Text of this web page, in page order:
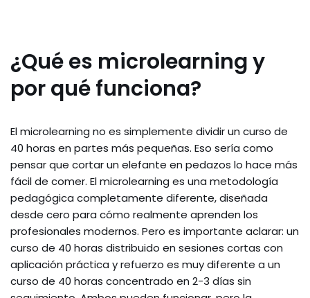
¿Qué es microlearning y
por qué funciona?
El microlearning no es simplemente dividir un curso de
40 horas en partes más pequeñas. Eso sería como
pensar que cortar un elefante en pedazos lo hace más
fácil de comer. El microlearning es una metodología
pedagógica completamente diferente, diseñada
desde cero para cómo realmente aprenden los
profesionales modernos. Pero es importante aclarar: un
curso de 40 horas distribuido en sesiones cortas con
aplicación práctica y refuerzo es muy diferente a un
curso de 40 horas concentrado en 2-3 días sin